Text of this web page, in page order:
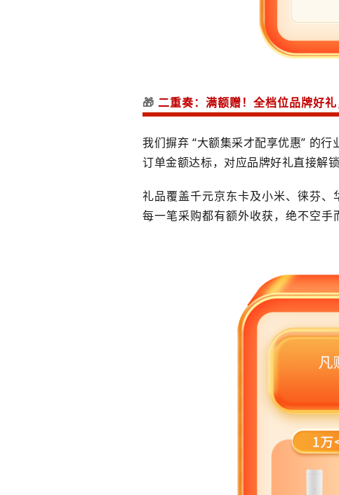
🎁 二重奏：满额赠！全档位品牌好
我们摒弃 “大额集采才配享优惠” 的
订单金额达标，对应品牌好礼直接解锁
礼品覆盖千元京东卡及小米、徕芬
每一笔采购都有额外收获，绝不空手